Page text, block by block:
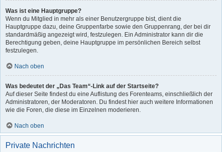
Was ist eine Hauptgruppe?
Wenn du Mitglied in mehr als einer Benutzergruppe bist, dient die
Hauptgruppe dazu, deine Gruppenfarbe sowie den Gruppenrang, der bei dir
standardmäßig angezeigt wird, festzulegen. Ein Administrator kann dir die
Berechtigung geben, deine Hauptgruppe im persönlichen Bereich selbst
festzulegen.
Nach oben
Was bedeutet der „Das Team“-Link auf der Startseite?
Auf dieser Seite findest du eine Auflistung des Forenteams, einschließlich der
Administratoren, der Moderatoren. Du findest hier auch weitere Informationen
wie die Foren, die diese im Einzelnen moderieren.
Nach oben
Private Nachrichten